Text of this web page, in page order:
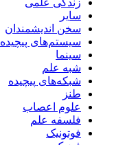
زندگی علمی
سایر
سخن اندیشمندان
سیستم‌های پیچیده
سینما
شبه علم
شبکه‌های پیچیده
طنز
علوم اعصاب
فلسفه علم
فوتونیک